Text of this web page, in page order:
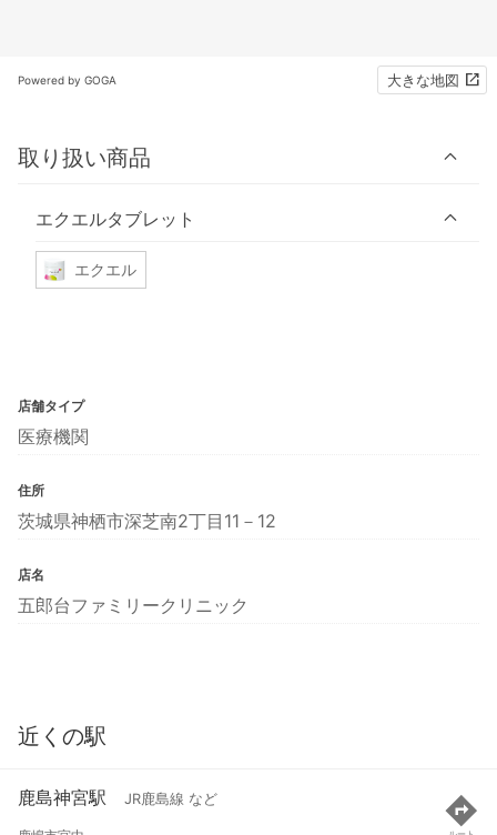
Powered by GOGA 大きな地図
取り扱い商品
エクエルタブレット
エクエル
店舗タイプ
医療機関
住所
茨城県神栖市深芝南2丁目11－12
店名
五郎台ファミリークリニック
近くの駅
鹿島神宮駅 JR鹿島線 など